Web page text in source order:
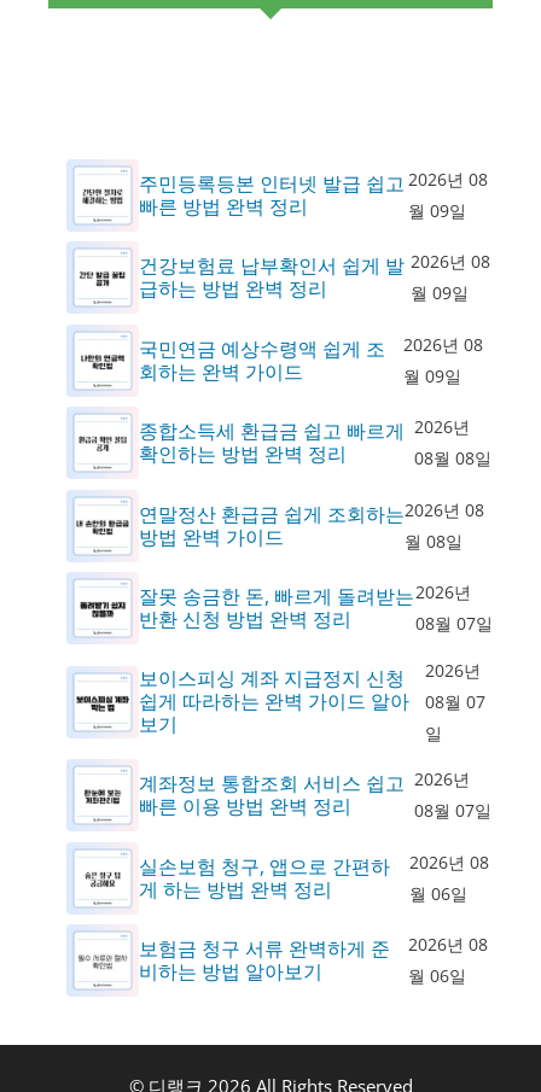
주민등록등본 인터넷 발급 쉽고
빠른 방법 완벽 정리
2026년 08
월 09일
건강보험료 납부확인서 쉽게 발
급하는 방법 완벽 정리
2026년 08
월 09일
국민연금 예상수령액 쉽게 조
회하는 완벽 가이드
2026년 08
월 09일
종합소득세 환급금 쉽고 빠르게
확인하는 방법 완벽 정리
2026년
08월 08일
연말정산 환급금 쉽게 조회하는
방법 완벽 가이드
2026년 08
월 08일
잘못 송금한 돈, 빠르게 돌려받는
반환 신청 방법 완벽 정리
2026년
08월 07일
보이스피싱 계좌 지급정지 신청
쉽게 따라하는 완벽 가이드 알아
보기
2026년
08월 07
일
계좌정보 통합조회 서비스 쉽고
빠른 이용 방법 완벽 정리
2026년
08월 07일
실손보험 청구, 앱으로 간편하
게 하는 방법 완벽 정리
2026년 08
월 06일
보험금 청구 서류 완벽하게 준
비하는 방법 알아보기
2026년 08
월 06일
© 디랭크 2026 All Rights Reserved